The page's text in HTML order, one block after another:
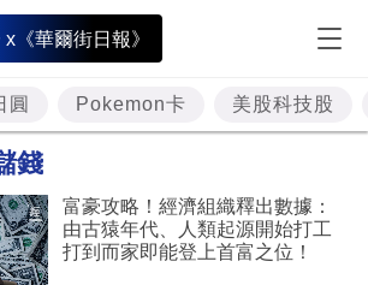
x《華爾街日報》
圓 Pokemon卡 美股科技股
錢
富豪攻略！經濟組織釋出數據：
由古猿年代、人類起源開始打工
打到而家即能登上首富之位！